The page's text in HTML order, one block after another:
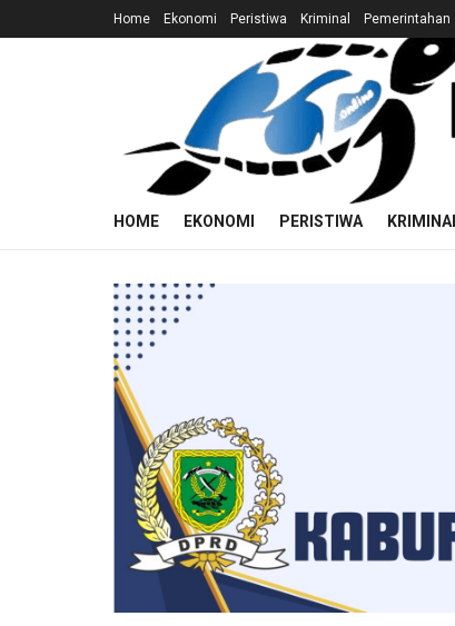
Home Ekonomi Peristiwa Kriminal Pemerintahan
HOME EKONOMI PERISTIWA